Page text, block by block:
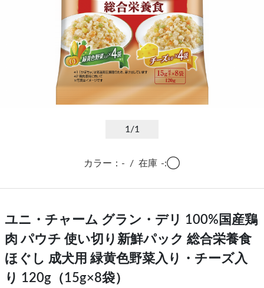
1/1
カラー：- / 在庫 -:◯
ユニ・チャーム グラン・デリ 100%国産鶏
肉 パウチ 使い切り新鮮パック 総合栄養食
ほぐし 成犬用 緑黄色野菜入り・チーズ入
り 120g（15g×8袋）